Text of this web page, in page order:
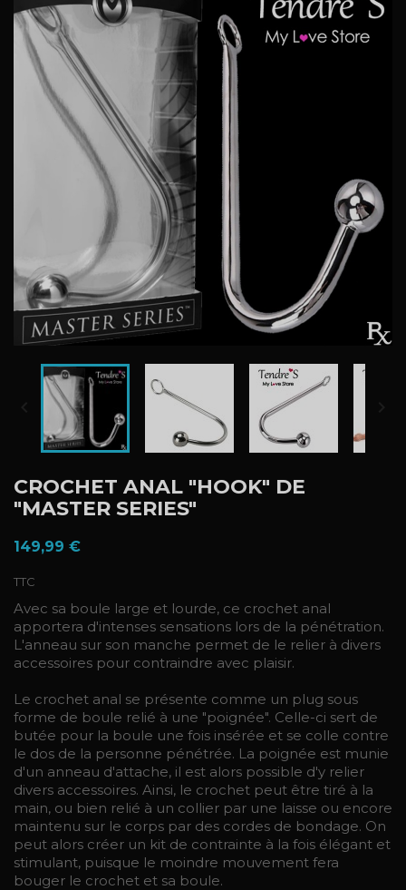
CROCHET ANAL "HOOK" DE
"MASTER SERIES"
149,99 €
TTC
Avec sa boule large et lourde, ce crochet anal
apportera d'intenses sensations lors de la pénétration.
L'anneau sur son manche permet de le relier à divers
accessoires pour contraindre avec plaisir.
Le crochet anal se présente comme un plug sous
forme de boule relié à une "poignée". Celle-ci sert de
butée pour la boule une fois insérée et se colle contre
le dos de la personne pénétrée. La poignée est munie
d'un anneau d'attache, il est alors possible d'y relier
divers accessoires. Ainsi, le crochet peut être tiré à la
main, ou bien relié à un collier par une laisse ou encore
maintenu sur le corps par des cordes de bondage. On
peut alors créer un kit de contrainte à la fois élégant et
stimulant, puisque le moindre mouvement fera
bouger le crochet et sa boule.